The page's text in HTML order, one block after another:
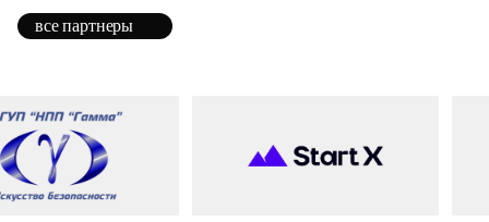
все партнеры